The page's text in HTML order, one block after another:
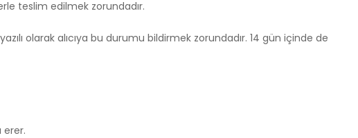
teslim edilmek zorundadır.
olarak alıcıya bu durumu bildirmek zorundadır. 14 gün içinde de
erer.